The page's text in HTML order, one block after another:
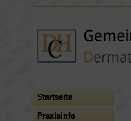
Startseite
Praxisinfo